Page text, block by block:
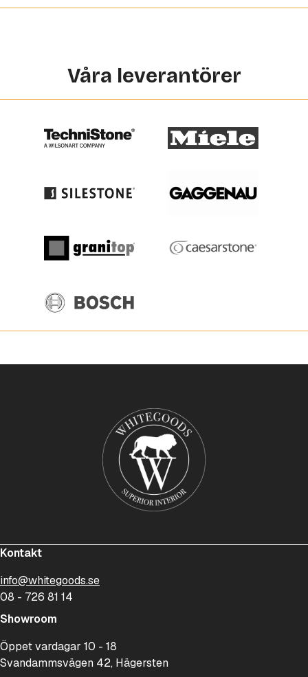
Våra leverantörer
Kontakt
info@whitegoods.se
08 - 726 81 14
Showroom
Öppet vardagar 10 - 18
Svandammsvägen 42, Hägersten